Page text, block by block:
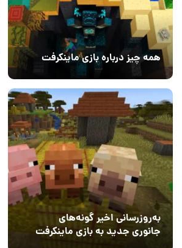
همه چیز درباره بازی ماینکرفت
به‌روزرسانی اخیر گونه‌های
جانوری جدید به بازی ماینکرفت